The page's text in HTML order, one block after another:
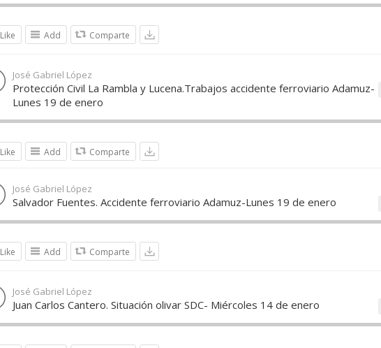
Like Add Comparte
José Gabriel López
Protección Civil La Rambla y Lucena.Trabajos accidente ferroviario Adamuz-
Lunes 19 de enero
Like Add Comparte
José Gabriel López
Salvador Fuentes. Accidente ferroviario Adamuz-Lunes 19 de enero
Like Add Comparte
José Gabriel López
Juan Carlos Cantero. Situación olivar SDC- Miércoles 14 de enero